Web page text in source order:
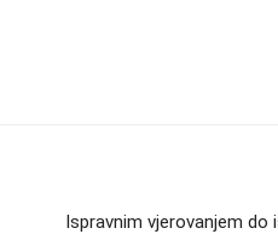
Ispravnim vjerovanjem do